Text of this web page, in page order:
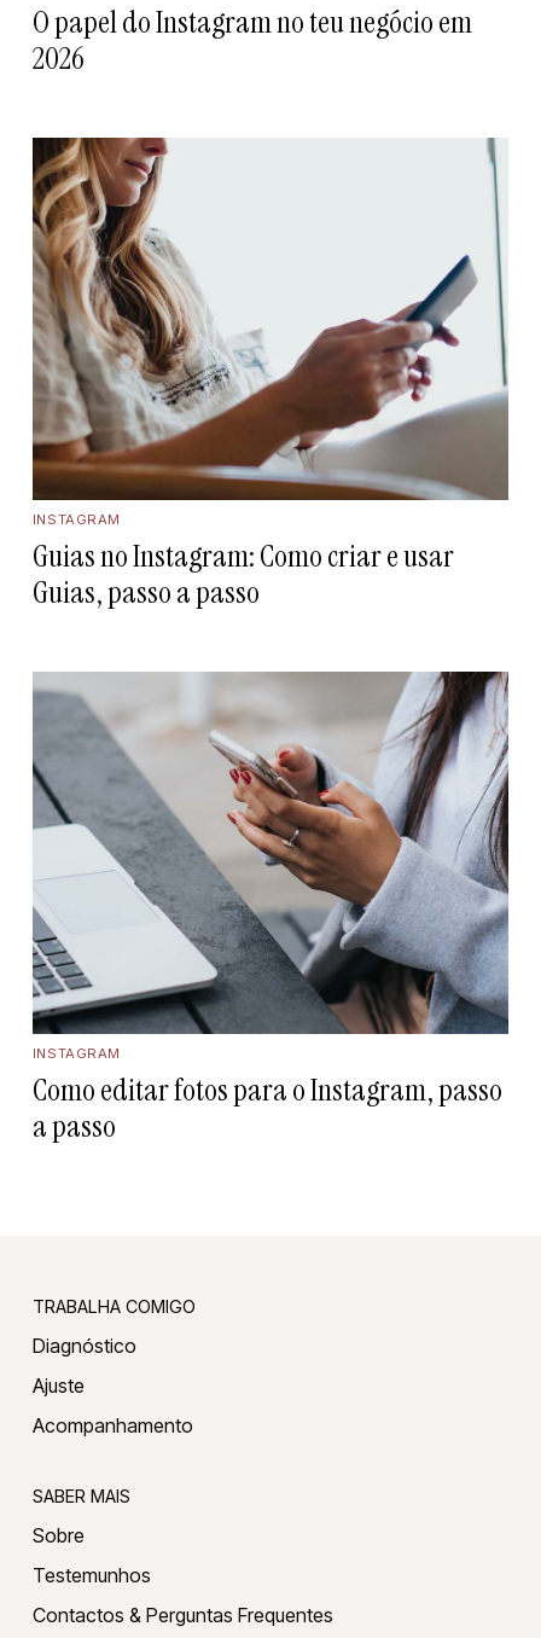
O papel do Instagram no teu negócio em
2026
INSTAGRAM
Guias no Instagram: Como criar e usar
Guias, passo a passo
INSTAGRAM
Como editar fotos para o Instagram, passo
a passo
TRABALHA COMIGO
Diagnóstico
Ajuste
Acompanhamento
SABER MAIS
Sobre
Testemunhos
Contactos & Perguntas Frequentes